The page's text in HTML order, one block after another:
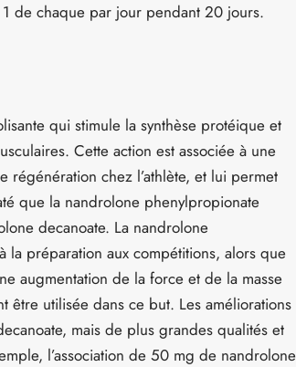
de chaque par jour pendant 20 jours.
qui stimule la synthèse protéique et
Cette action est associée à une
chez l’athlète, et lui permet
que la nandrolone phenylpropionate
decanoate. La nandrolone
préparation aux compétitions, alors que
augmentation de la force et de la masse
être utilisée dans ce but. Les améliorations
mais de plus grandes qualités et
l’association de 50 mg de nandrolone